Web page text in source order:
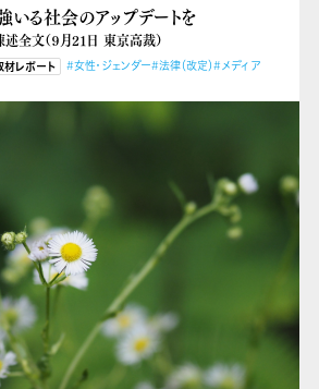
る社会のアップデートを
全文（９月21日 東京高裁）
材レポート #女性・ジェンダー#法律（改定）#メディア